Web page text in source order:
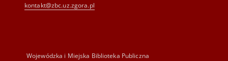
kontakt@zbc.uz.zgora.pl
Wojewódzka i Miejska Biblioteka Publiczna